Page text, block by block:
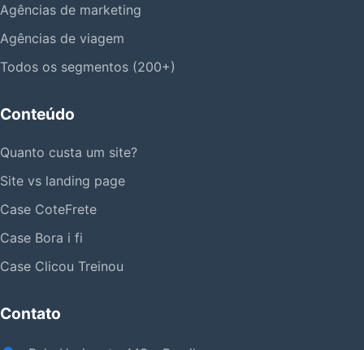
Agências de marketing
Agências de viagem
Todos os segmentos (200+)
Conteúdo
Quanto custa um site?
Site vs landing page
Case CoteFrete
Case Bora i fi
Case Clicou Treinou
Contato